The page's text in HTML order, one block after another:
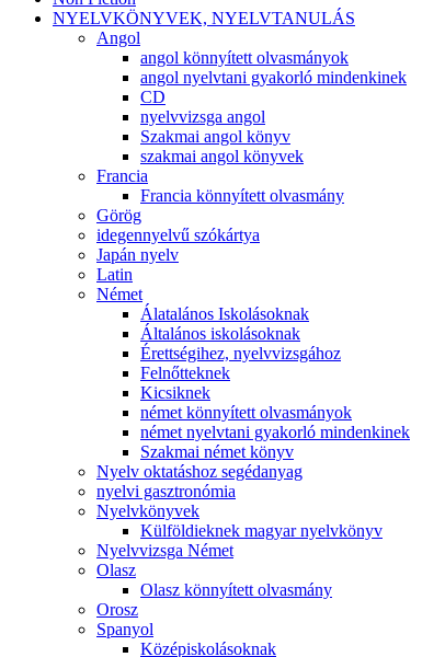
NYELVKÖNYVEK, NYELVTANULÁS
Angol
angol könnyített olvasmányok
angol nyelvtani gyakorló mindenkinek
CD
nyelvvizsga angol
Szakmai angol könyv
szakmai angol könyvek
Francia
Francia könnyített olvasmány
Görög
idegennyelvű szókártya
Japán nyelv
Latin
Német
Álatalános Iskolásoknak
Általános iskolásoknak
Érettségihez, nyelvvizsgához
Felnőtteknek
Kicsiknek
német könnyített olvasmányok
német nyelvtani gyakorló mindenkinek
Szakmai német könyv
Nyelv oktatáshoz segédanyag
nyelvi gasztronómia
Nyelvkönyvek
Külföldieknek magyar nyelvkönyv
Nyelvvizsga Német
Olasz
Olasz könnyített olvasmány
Orosz
Spanyol
Középiskolásoknak